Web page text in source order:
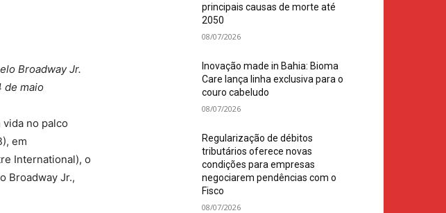
Broadway Jr.
de maio
no palco
em
International), o
Broadway Jr.,
principais causas de morte até
2050
08/07/2026
Inovação made in Bahia: Bioma
Care lança linha exclusiva para o
couro cabeludo
08/07/2026
Regularização de débitos
tributários oferece novas
condições para empresas
negociarem pendências com o
Fisco
08/07/2026